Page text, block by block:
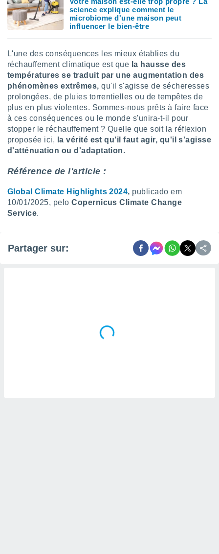
science explique comment le
microbiome d'une maison peut
influencer le bien-être
L'une des conséquences les mieux établies du
réchauffement climatique est que la hausse des
températures se traduit par une augmentation des
phénomènes extrêmes,qu'il s'agisse de sécheresses
prolongées, de pluies torrentielles ou de tempêtes de
plus en plus violentes. Sommes-nous prêts à faire face
à ces conséquences ou le monde s'unira-t-il pour
stopper le réchauffement ? Quelle que soit la réflexion
proposée ici, la vérité est qu'il faut agir, qu'il s'agisse
d'atténuation ou d'adaptation.
Référence de l'article :
Global Climate Highlights 2024, publicado em
10/01/2025, peloCopernicus Climate Change
Service.
Partager sur: